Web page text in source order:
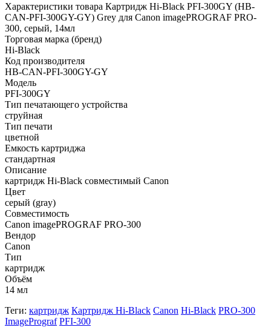
Характеристики товара Картридж Hi-Black PFI-300GY (HB-
CAN-PFI-300GY-GY) Grey для Canon imagePROGRAF PRO-
300, серый, 14мл
Торговая марка (бренд)
Hi-Black
Код производителя
HB-CAN-PFI-300GY-GY
Модель
PFI-300GY
Тип печатающего устройства
струйная
Тип печати
цветной
Емкость картриджа
стандартная
Описание
картридж Hi-Black совместимый Canon
Цвет
серый (gray)
Совместимость
Canon imagePROGRAF PRO-300
Вендор
Canon
Тип
картридж
Объём
14 мл
Теги: картридж Картридж Hi-Black Canon Hi-Black PRO-300
ImagePrograf PFI-300